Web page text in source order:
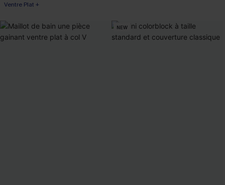
Ventre Plat +
NEW